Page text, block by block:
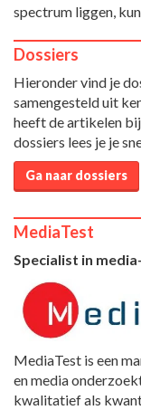
spectrum liggen,
Dossiers
Hieronder vind je
samengesteld uit
heeft de artikelen
dossiers lees je je
Ga naar dossiers
MediaTest
Specialist in
MediaTest is een
en media
kwalitatief als